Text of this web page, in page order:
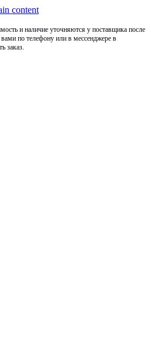
content
и наличие уточняются у поставщика после
по телефону или в мессенджере в
заказ.